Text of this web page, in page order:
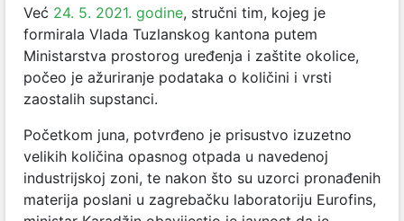
Već 24. 5. 2021. godine, stručni tim, kojeg je
formirala Vlada Tuzlanskog kantona putem
Ministarstva prostorog uređenja i zaštite okolice,
počeo je ažuriranje podataka o količini i vrsti
zaostalih supstanci.
Početkom juna, potvrđeno je prisustvo izuzetno
velikih količina opasnog otpada u navedenoj
industrijskoj zoni, te nakon što su uzorci pronađenih
materija poslani u zagrebačku laboratoriju Eurofins,